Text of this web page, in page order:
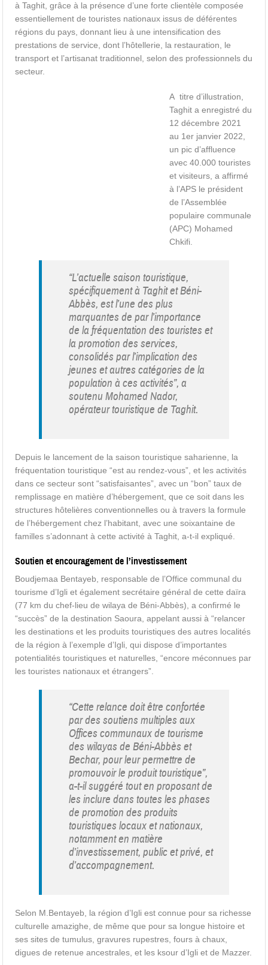
à Taghit, grâce à la présence d’une forte clientèle composée
essentiellement de touristes nationaux issus de déférentes
régions du pays, donnant lieu à une intensification des
prestations de service, dont l’hôtellerie, la restauration, le
transport et l’artisanat traditionnel, selon des professionnels du
secteur.
A titre d’illustration,
Taghit a enregistré du
12 décembre 2021
au 1er janvier 2022,
un pic d’affluence
avec 40.000 touristes
et visiteurs, a affirmé
à l’APS le président
de l’Assemblée
populaire communale
(APC) Mohamed
Chkifi.
“L’actuelle saison touristique,
spécifiquement à Taghit et Béni-
Abbès, est l’une des plus
marquantes de par l’importance
de la fréquentation des touristes et
la promotion des services,
consolidés par l’implication des
jeunes et autres catégories de la
population à ces activités”, a
soutenu Mohamed Nador,
opérateur touristique de Taghit.
Depuis le lancement de la saison touristique saharienne, la
fréquentation touristique “est au rendez-vous”, et les activités
dans ce secteur sont “satisfaisantes”, avec un “bon” taux de
remplissage en matière d’hébergement, que ce soit dans les
structures hôtelières conventionnelles ou à travers la formule
de l’hébergement chez l’habitant, avec une soixantaine de
familles s’adonnant à cette activité à Taghit, a-t-il expliqué.
Soutien et encouragement de l’investissement
Boudjemaa Bentayeb, responsable de l’Office communal du
tourisme d’Igli et également secrétaire général de cette daïra
(77 km du chef-lieu de wilaya de Béni-Abbès), a confirmé le
“succès” de la destination Saoura, appelant aussi à “relancer
les destinations et les produits touristiques des autres localités
de la région à l’exemple d’Igli, qui dispose d’importantes
potentialités touristiques et naturelles, “encore méconnues par
les touristes nationaux et étrangers”.
“Cette relance doit être confortée
par des soutiens multiples aux
Offices communaux de tourisme
des wilayas de Béni-Abbès et
Bechar, pour leur permettre de
promouvoir le produit touristique”,
a-t-il suggéré tout en proposant de
les inclure dans toutes les phases
de promotion des produits
touristiques locaux et nationaux,
notamment en matière
d’investissement, public et privé, et
d’accompagnement.
Selon M.Bentayeb, la région d’Igli est connue pour sa richesse
culturelle amazighe, de même que pour sa longue histoire et
ses sites de tumulus, gravures rupestres, fours à chaux,
digues de retenue ancestrales, et les ksour d’Igli et de Mazzer.